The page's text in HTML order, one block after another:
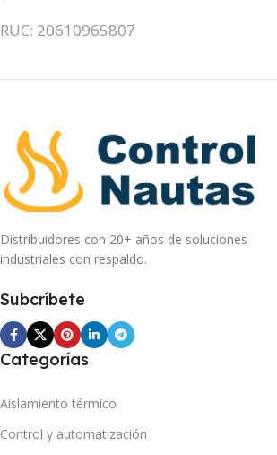
RUC: 20610965807
Distribuidores con 20+ años de soluciones
industriales con respaldo.
Subcríbete
Categorías
Aislamiento térmico
Control y automatización